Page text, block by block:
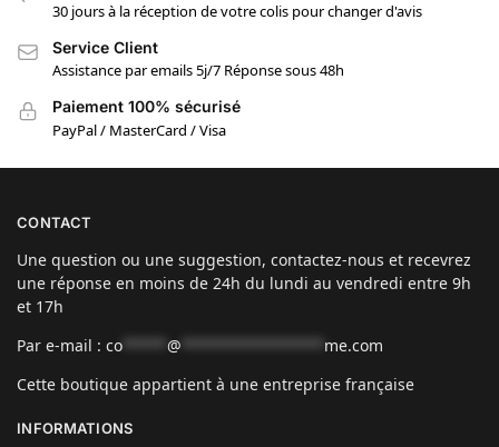
30 jours à la réception de votre colis pour changer d'avis
Service Client
Assistance par emails 5j/7 Réponse sous 48h
Paiement 100% sécurisé
PayPal / MasterCard / Visa
CONTACT
Une question ou une suggestion, contactez-nous et recevrez
une réponse en moins de 24h du lundi au vendredi entre 9h
et 17h
Par e-mail : co @
me.com
Cette boutique appartient à une entreprise française
INFORMATIONS